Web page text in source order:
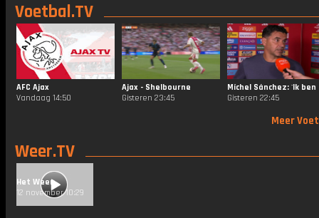
Voetbal.TV
AFC Ajax
Vandaag 14:50
Ajax - Shelbourne
Gisteren 23:45
Gisteren 22:45
Meer
Weer.TV
Het Weer
12 november 10:29